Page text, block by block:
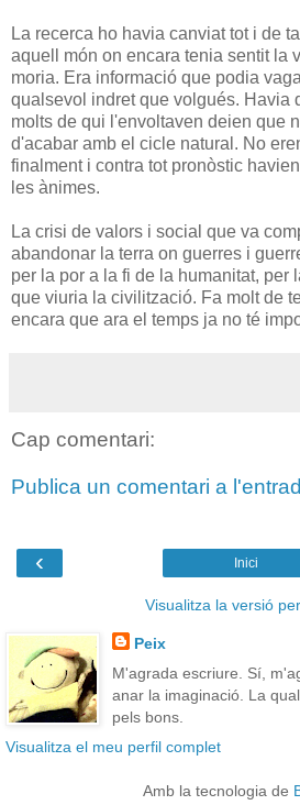
La recerca ho havia canviat tot i de
aquell món on encara tenia sentit la
moria. Era informació que podia
qualsevol indret que volgués. Havia
molts de qui l'envoltaven deien que
d'acabar amb el cicle natural. No
finalment i contra tot pronòstic
les ànimes.
La crisi de valors i social que va
abandonar la terra on guerres i
per la por a la fi de la humanitat, per
que viuria la civilització. Fa molt de
encara que ara el temps ja no té
Cap comentari:
Publica un comentari a
‹ Inici
Visualitza la versió
Peix
M'agrada escriure. Sí,
anar la imaginació. La
pels bons.
Visualitza el meu perfil complet
Amb la tecnologia de